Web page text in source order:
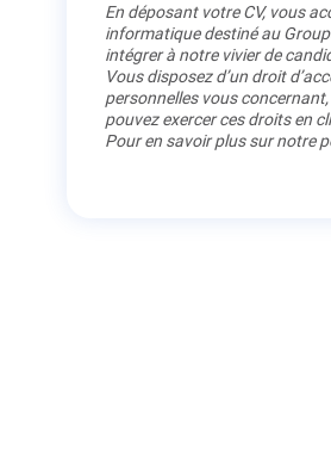
En déposant votre CV, vous
informatique destiné au
intégrer à notre vivier de
Vous disposez d’un droit
personnelles vous
pouvez exercer ces droits en
Pour en savoir plus sur notre